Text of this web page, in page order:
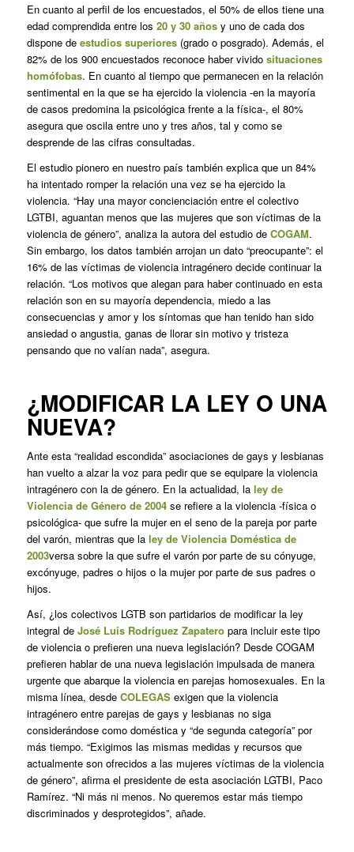
En cuanto al perfil de los encuestados, el 50% de ellos tiene una
edad comprendida entre los 20 y 30 añosy uno de cada dos
dispone de estudios superiores(grado o posgrado). Además, el
82% de los 900 encuestados reconoce haber vivido situaciones
homófobas. En cuanto al tiempo que permanecen en la relación
sentimental en la que se ha ejercido la violencia -en la mayoría
de casos predomina la psicológica frente a la física-, el 80%
asegura que oscila entre uno y tres años, tal y como se
desprende de las cifras consultadas.
El estudio pionero en nuestro país también explica que un 84%
ha intentado romper la relación una vez se ha ejercido la
violencia. “Hay una mayor concienciación entre el colectivo
LGTBI, aguantan menos que las mujeres que son víctimas de la
violencia de género”, analiza la autora del estudio de COGAM.
Sin embargo, los datos también arrojan un dato “preocupante”: el
16% de las víctimas de violencia intragénero decide continuar la
relación. “Los motivos que alegan para haber continuado en esta
relación son en su mayoría dependencia, miedo a las
consecuencias y amor y los síntomas que han tenido han sido
ansiedad o angustia, ganas de llorar sin motivo y tristeza
pensando que no valían nada”, asegura.
¿MODIFICAR LA LEY O UNA
NUEVA?
Ante esta “realidad escondida” asociaciones de gays y lesbianas
han vuelto a alzar la voz para pedir que se equipare la violencia
intragénero con la de género. En la actualidad, laley de
Violencia de Género de 2004se refiere a la violencia -física o
psicológica- que sufre la mujer en el seno de la pareja por parte
del varón, mientras que la ley de Violencia Doméstica de
2003versa sobre la que sufre el varón por parte de su cónyuge,
excónyuge, padres o hijos o la mujer por parte de sus padres o
hijos.
Así, ¿los colectivos LGTB son partidarios de modificar la ley
integral de José Luis Rodríguez Zapateropara incluir este tipo
de violencia o prefieren una nueva legislación? Desde COGAM
prefieren hablar de una nueva legislación impulsada de manera
urgente que abarque la violencia en parejas homosexuales. En la
misma línea, desde COLEGASexigen que la violencia
intragénero entre parejas de gays y lesbianas no siga
considerándose como doméstica y “de segunda categoría” por
más tiempo. “Exigimos las mismas medidas y recursos que
actualmente son ofrecidos a las mujeres víctimas de la violencia
de género”, afirma el presidente de esta asociación LGTBI, Paco
Ramírez. “Ni más ni menos. No queremos estar más tiempo
discriminados y desprotegidos”, añade.